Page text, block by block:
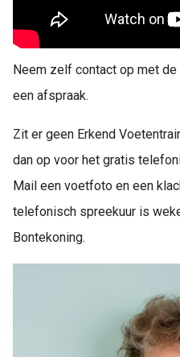
Neem zelf contact op met
een afspraak.
Zit er geen Erkend
dan op voor het gratis
Mail een voetfoto en een
telefonisch spreekuur is
Bontekoning.